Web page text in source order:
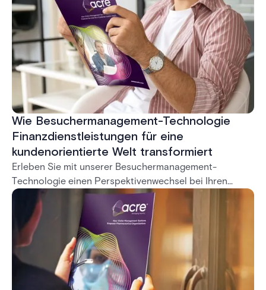
von Zutrittskontrollsystemen (ACS) in
Gewerbeimmobilien umfassend untersucht wird.
Wie Besuchermanagement-Technologie
Finanzdienstleistungen für eine
kundenorientierte Welt transformiert
Erleben Sie mit unserer Besuchermanagement-
Technologie einen Perspektivenwechsel bei Ihren
Sicherheitseinsätzen. Stellen Sie sich die
transformative Kraft optimierter Arbeitsabläufe,
robuster Sicherheitsmaßnahmen und der einwandfreien
Einhaltung gesetzlicher Vorschriften vor — alles in Ihrer
Reichweite mit unserem innovativen System.